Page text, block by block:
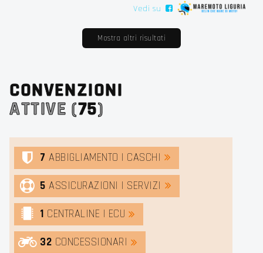
Vedi su
Mostra altri risultati
CONVENZIONI
ATTIVE (75)
7 ABBIGLIAMENTO | CASCHI
5 ASSICURAZIONI | SERVIZI
1 CENTRALINE | ECU
32 CONCESSIONARI